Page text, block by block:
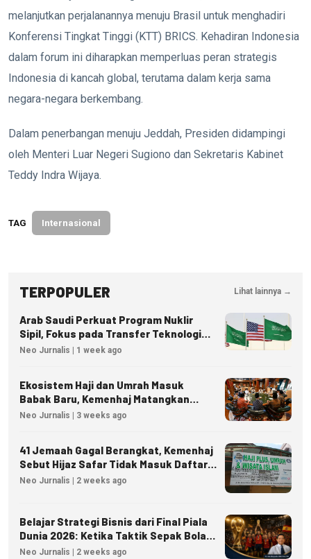
melanjutkan perjalanannya menuju Brasil untuk menghadiri
Konferensi Tingkat Tinggi (KTT) BRICS. Kehadiran Indonesia
dalam forum ini diharapkan memperluas peran strategis
Indonesia di kancah global, terutama dalam kerja sama
negara-negara berkembang.
Dalam penerbangan menuju Jeddah, Presiden didampingi
oleh Menteri Luar Negeri Sugiono dan Sekretaris Kabinet
Teddy Indra Wijaya.
TAG Internasional
TERPOPULER Lihat lainnya →
Arab Saudi Perkuat Program Nuklir
Sipil, Fokus pada Transfer Teknologi
dan Kedaulatan Energi
Neo Jurnalis | 1 week ago
Ekosistem Haji dan Umrah Masuk
Babak Baru, Kemenhaj Matangkan
Regulasi Nasional
Neo Jurnalis | 3 weeks ago
41 Jemaah Gagal Berangkat, Kemenhaj
Sebut Hijaz Safar Tidak Masuk Daftar
Resmi PPIU
Neo Jurnalis | 2 weeks ago
Belajar Strategi Bisnis dari Final Piala
Dunia 2026: Ketika Taktik Sepak Bola
Menjadi Inspirasi Kesuksesan Bisnis
Neo Jurnalis | 2 weeks ago